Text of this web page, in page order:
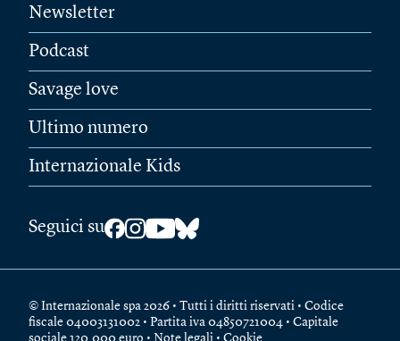
Newsletter
Podcast
Savage love
Ultimo numero
Internazionale Kids
Seguici su
© Internazionale spa 2026 • Tutti i diritti riservati • Codice
fiscale 04003131002 • Partita iva 04850721004 • Capitale
sociale 120.000 euro • Note legali • Cookie